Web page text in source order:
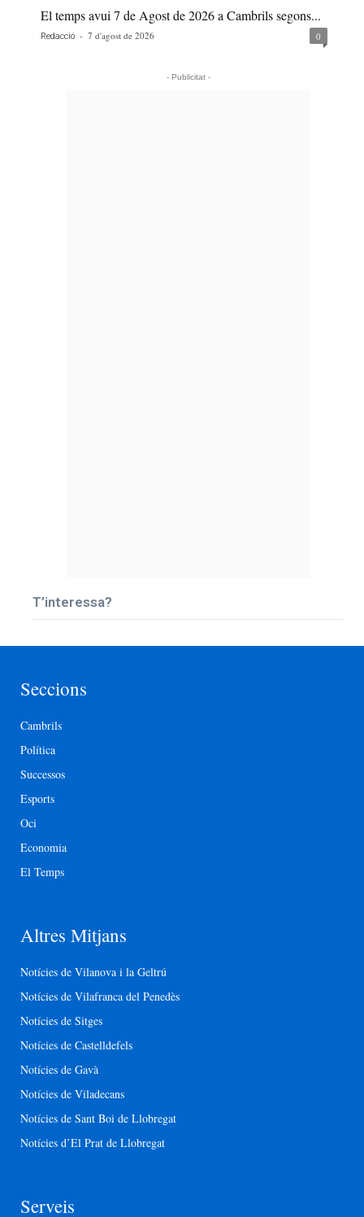
El temps avui 7 de Agost de 2026 a Cambrils segons...
Redacció - 7 d'agost de 2026 0
- Publicitat -
T’interessa?
Seccions
Cambrils
Política
Successos
Esports
Oci
Economia
El Temps
Altres Mitjans
Notícies de Vilanova i la Geltrú
Notícies de Vilafranca del Penedès
Notícies de Sitges
Notícies de Castelldefels
Notícies de Gavà
Notícies de Viladecans
Notícies de Sant Boi de Llobregat
Notícies d’El Prat de Llobregat
Serveis